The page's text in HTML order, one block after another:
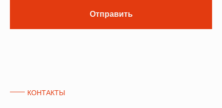
Отправить
КОНТАКТЫ